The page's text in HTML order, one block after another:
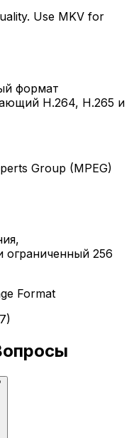
Use MKV for
формат
H.264, H.265 и
Group (MPEG)
256
Format